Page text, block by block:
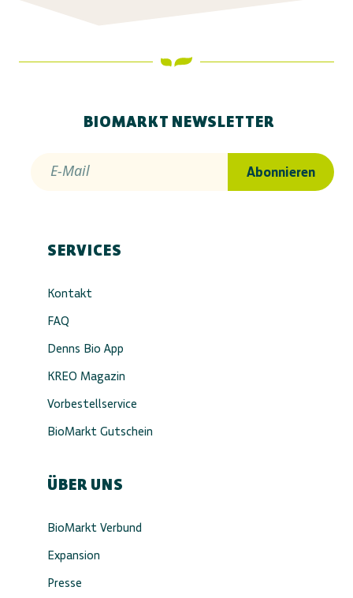
BIOMARKT NEWSLETTER
E-Mail Abonnieren
SERVICES
Kontakt
FAQ
Denns Bio App
KREO Magazin
Vorbestellservice
BioMarkt Gutschein
ÜBER UNS
BioMarkt Verbund
Expansion
Presse